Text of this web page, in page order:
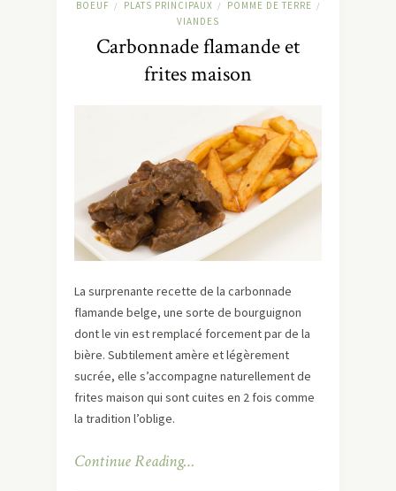
BOEUF / PLATS PRINCIPAUX / POMME DE TERRE /
VIANDES
Carbonnade flamande et
frites maison
La surprenante recette de la carbonnade
flamande belge, une sorte de bourguignon
dont le vin est remplacé forcement par de la
bière. Subtilement amère et légèrement
sucrée, elle s’accompagne naturellement de
frites maison qui sont cuites en 2 fois comme
la tradition l’oblige.
Continue Reading…